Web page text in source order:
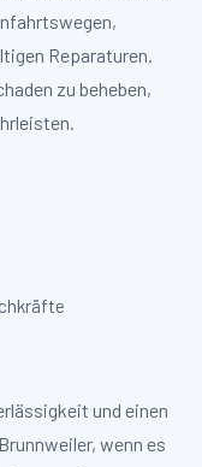
Reparaturen.
zu beheben,
und einen
wenn es